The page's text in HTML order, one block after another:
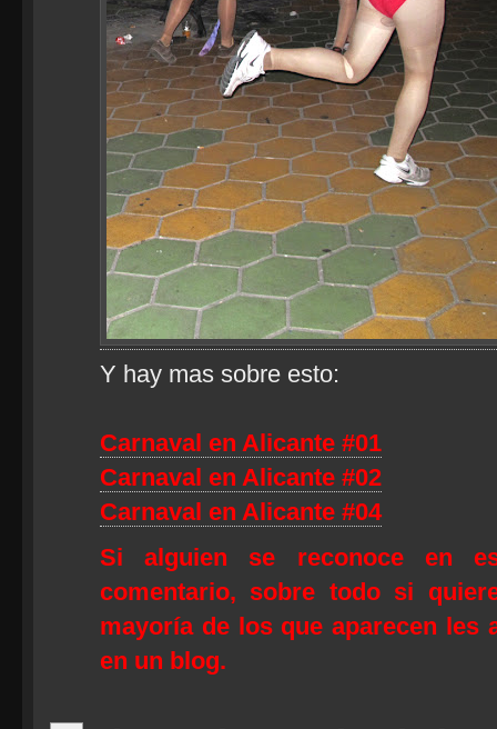
Y hay mas sobre esto:
Carnaval en Alicante #01
Carnaval en Alicante #02
Carnaval en Alicante #04
Si alguien se reconoce en
comentario, sobre todo si
mayoría de los que aparecen les
en un blog.